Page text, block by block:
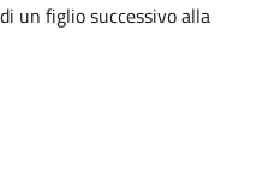
un figlio successivo alla